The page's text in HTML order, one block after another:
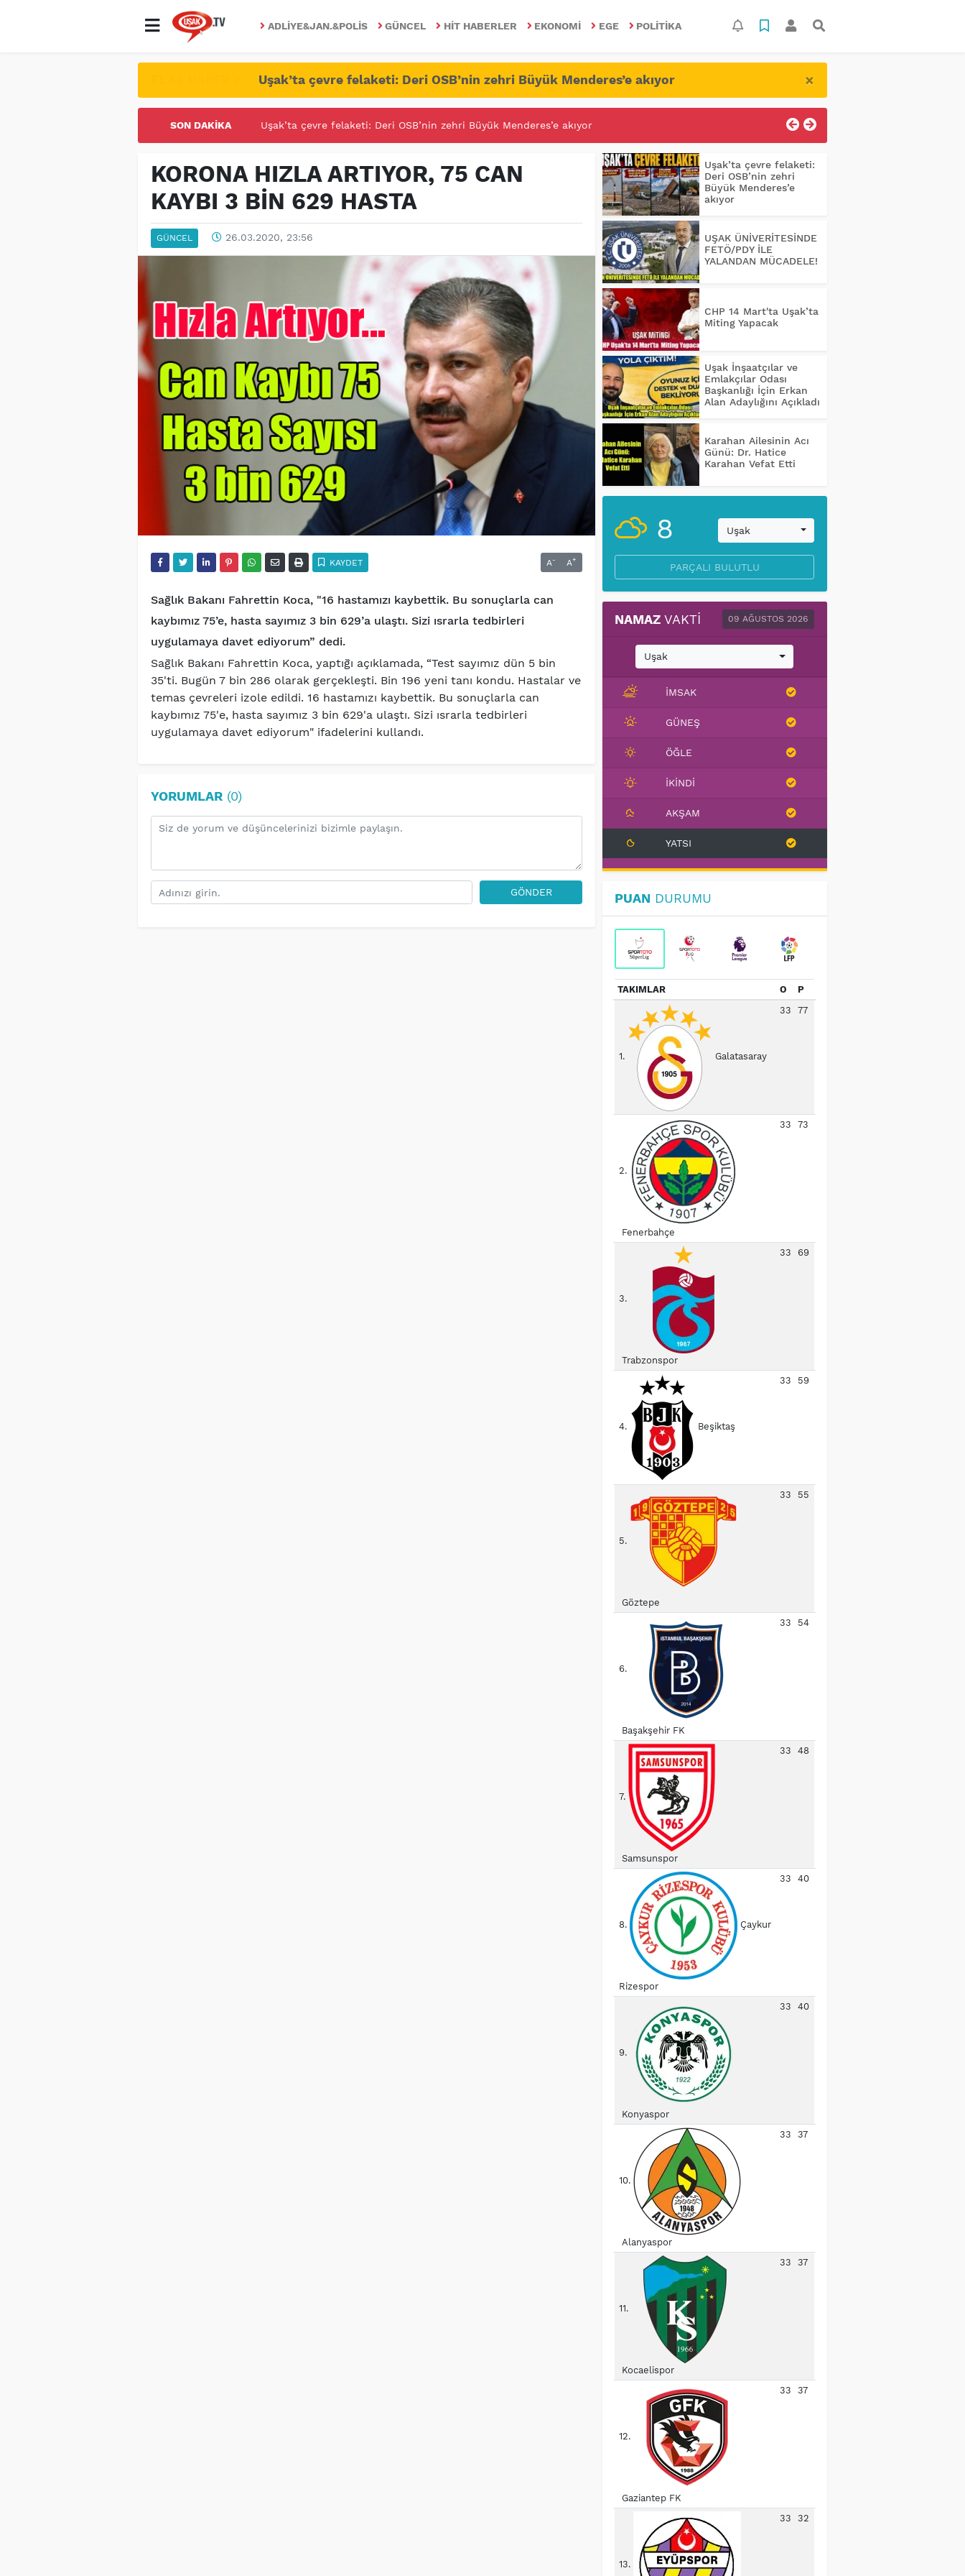
ADLIYE&JAN.&POLIS GÜNCEL HIT HABERLER EKONOMI EGE POLITIKA
Uşak’ta çevre felaketi: Deri OSB’nin zehri Büyük Menderes’e akıyor ×
SON DAKIKA UŞAK ÜNİVERİTESİNDE FETÖ/PDY İLE YALANDAN MÜCADELE!
KORONA HIZLA ARTIYOR, 75 CAN
KAYBI 3 BİN 629 HASTA
GÜNCEL 26.03.2020, 23:56
KAYDET A- A+
Sağlık Bakanı Fahrettin Koca, "16 hastamızı kaybettik. Bu sonuçlarla can
kaybımız 75’e, hasta sayımız 3 bin 629’a ulaştı. Sizi ısrarla tedbirleri
uygulamaya davet ediyorum” dedi.
Sağlık Bakanı Fahrettin Koca, yaptığı açıklamada, “Test sayımız dün 5 bin
35'ti. Bugün 7 bin 286 olarak gerçekleşti. Bin 196 yeni tanı kondu. Hastalar ve
temas çevreleri izole edildi. 16 hastamızı kaybettik. Bu sonuçlarla can
kaybımız 75'e, hasta sayımız 3 bin 629'a ulaştı. Sizi ısrarla tedbirleri
uygulamaya davet ediyorum" ifadelerini kullandı.
YORUMLAR(0)
GÖNDER
Uşak’ta çevre felaketi:
Deri OSB’nin zehri
Büyük Menderes’e
akıyor
UŞAK ÜNİVERİTESİNDE
FETÖ/PDY İLE
YALANDAN MÜCADELE!
CHP 14 Mart'ta Uşak’ta
Miting Yapacak
Uşak İnşaatçılar ve
Emlakçılar Odası
Başkanlığı İçin Erkan
Alan Adaylığını Açıkladı
Karahan Ailesinin Acı
Günü: Dr. Hatice
Karahan Vefat Etti
8 Uşak
PARÇALI BULUTLU
NAMAZ VAKTI 09 AĞUSTOS 2026
Uşak
İMSAK
GÜNEŞ
ÖĞLE
İKINDI
AKŞAM
YATSI
PUAN DURUMU
TAKIMLAR O P
1. Galatasaray
33 77
2.
Fenerbahçe
33 73
3.
Trabzonspor
33 69
4. Beşiktaş
33 59
5.
Göztepe
33 55
6.
Başakşehir FK
33 54
7.
Samsunspor
33 48
8. Çaykur
Rizespor
33 40
9.
Konyaspor
33 40
10.
Alanyaspor
33 37
11.
Kocaelispor
33 37
12.
Gaziantep FK
33 37
13.
33 32